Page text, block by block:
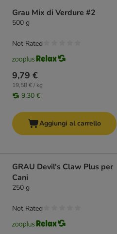
Grau Mix di Verdure #2
500 g
9,79 €
19,58 € / kg
9,30 €
Not Rated
Aggiungi al carrello
GRAU Devil's Claw Plus per
Cani
250 g
Not Rated